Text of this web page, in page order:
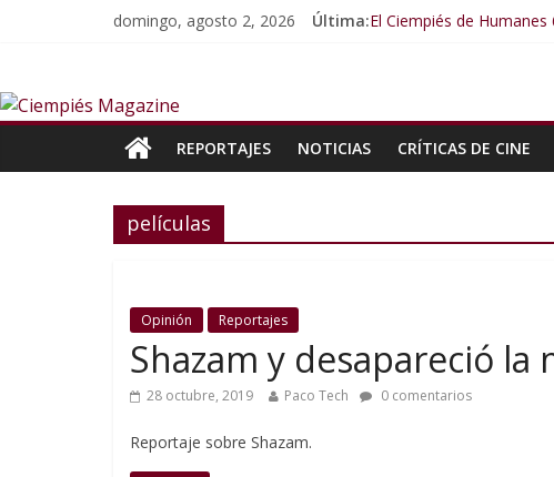
domingo, agosto 2, 2026 Última:El Ciempiés de
El Ciempiés de
REPORTAJES
NOTICIAS CRÍTICAS DE CINE
películas
Opinión Reportajes
Shazam y desapareció la
28 octubre, 2019 Paco Tech 0 comentarios
Reportaje sobre Shazam.